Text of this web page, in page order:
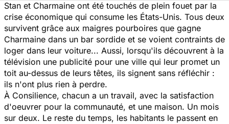
Stan et Charmaine ont été touchés de plein fouet par la
crise économique qui consume les États-Unis. Tous deux
survivent grâce aux maigres pourboires que gagne
Charmaine dans un bar sordide et se voient contraints de
loger dans leur voiture... Aussi, lorsqu'ils découvrent à la
télévision une publicité pour une ville qui leur promet un
toit au-dessus de leurs têtes, ils signent sans réfléchir :
ils n'ont plus rien à perdre.
À Consilience, chacun a un travail, avec la satisfaction
d'oeuvrer pour la communauté, et une maison. Un mois
sur deux. Le reste du temps, les habitants le passent en